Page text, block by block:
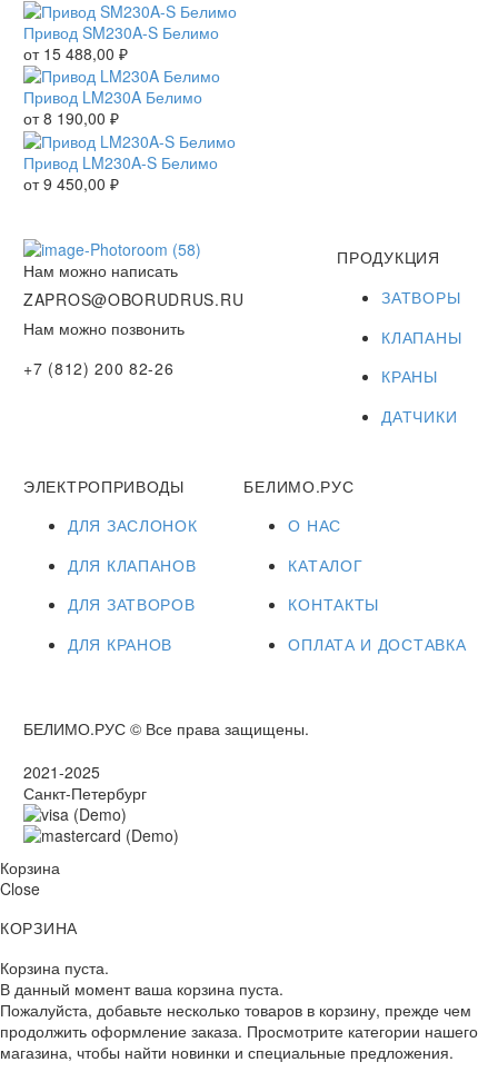
Привод SM230A-S Белимо
от 15 488,00 ₽
Привод LM230A Белимо
от8 190,00 ₽
Привод LM230A-S Белимо
от9 450,00 ₽
Нам можно написать
ZAPROS@OBORUDRUS.RU
Нам можно позвонить
+7 (812) 200 82-26
ПРОДУКЦИЯ
ЗАТВОРЫ
КЛАПАНЫ
КРАНЫ
ДАТЧИКИ
ЭЛЕКТРОПРИВОДЫ
ДЛЯ ЗАСЛОНОК
ДЛЯ КЛАПАНОВ
ДЛЯ ЗАТВОРОВ
ДЛЯ КРАНОВ
БЕЛИМО.РУС
О НАС
КАТАЛОГ
КОНТАКТЫ
ОПЛАТА И ДОСТАВКА
БЕЛИМО.РУС © Все права защищены.
2021-2025
Санкт-Петербург
Корзина
Close
КОРЗИНА
Корзина пуста.
В данный момент ваша корзина пуста.
Пожалуйста, добавьте несколько товаров в корзину, прежде чем
продолжить оформление заказа. Просмотрите категории нашего
магазина, чтобы найти новинки и специальные предложения.